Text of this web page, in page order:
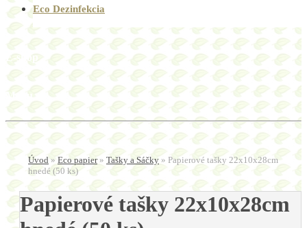
Eco Dezinfekcia
E-shop
Menu
Úvod » Eco papier » Tašky a Sáčky » Papierové tašky 22x10x28cm
hnedé (50 ks)
Papierové tašky 22x10x28cm